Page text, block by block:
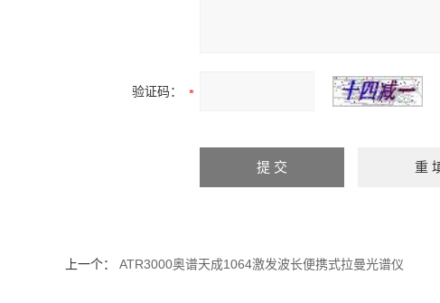
验证码：
上一个： ATR3000奥谱天成1064激发波长便携式拉曼光谱仪